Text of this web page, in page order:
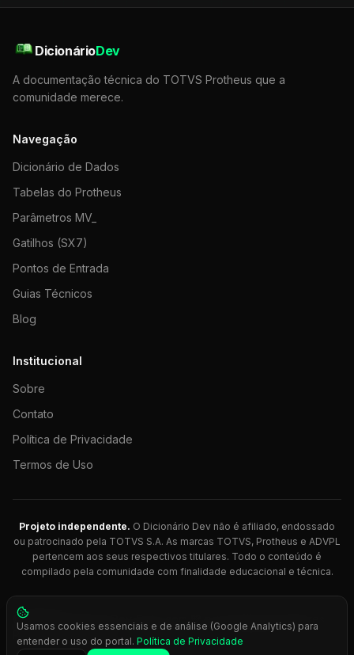
DicionárioDev
A documentação técnica do TOTVS Protheus que a
comunidade merece.
Navegação
Dicionário de Dados
Tabelas do Protheus
Parâmetros MV_
Gatilhos (SX7)
Pontos de Entrada
Guias Técnicos
Blog
Institucional
Sobre
Contato
Política de Privacidade
Termos de Uso
Projeto independente. O Dicionário Dev não é afiliado, endossado
ou patrocinado pela TOTVS S.A. As marcas TOTVS, Protheus e ADVPL
pertencem aos seus respectivos titulares. Todo o conteúdo é
compilado pela comunidade com finalidade educacional e técnica.
© 2026 Dicionário Dev. Feito com 💚 para desenvolvedores
Protheus.
Press Ctrl+K
Usamos cookies essenciais e de análise (Google Analytics) para
entender o uso do portal. Política de Privacidade